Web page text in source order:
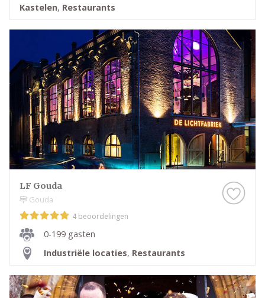
Kastelen, Restaurants
LF Gouda
Gouda
4 beoordelingen
0-199 gasten
Industriële locaties, Restaurants